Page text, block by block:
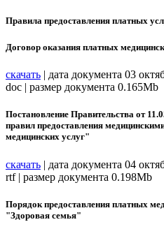
Правила предоставления платных
Договор оказания платных
скачать | дата документа 03
doc | размер документа 0.165Mb
Постановление Правительства от
правил предоставления
медицинских услуг"
скачать | дата документа 04
rtf | размер документа 0.198Mb
Порядок предоставления платных
"Здоровая семья"